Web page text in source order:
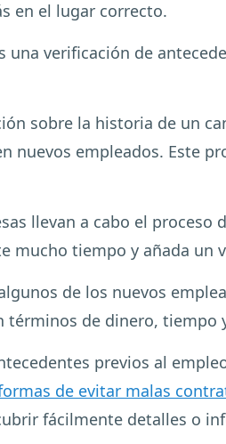
en el lugar correcto.
una verificación de
sobre la historia de un
nuevos empleados. Este
llevan a cabo el
mucho tiempo y añada un
de los nuevos
términos de dinero, tiempo
previos al
de evitar malas
fácilmente detalles o